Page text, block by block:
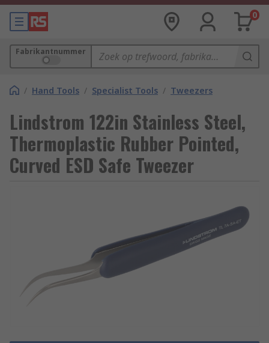
0
Fabrikantnummer
/ Hand Tools / Specialist Tools / Tweezers
Lindstrom 122in Stainless Steel,
Thermoplastic Rubber Pointed,
Curved ESD Safe Tweezer